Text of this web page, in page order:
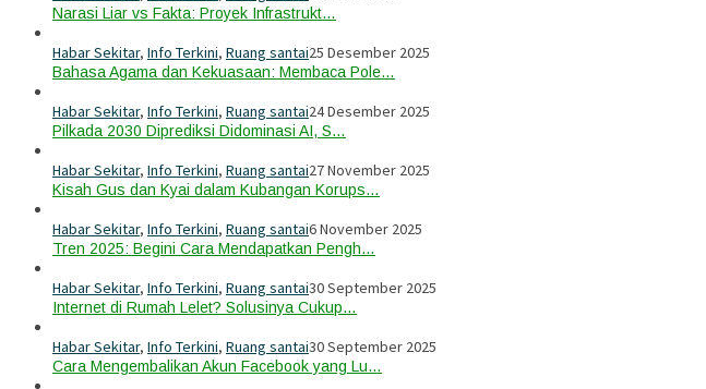
Narasi Liar vs Fakta: Proyek Infrastrukt…
Habar Sekitar, Info Terkini, Ruang santai25 Desember 2025
Bahasa Agama dan Kekuasaan: Membaca Pole…
Habar Sekitar, Info Terkini, Ruang santai24 Desember 2025
Pilkada 2030 Diprediksi Didominasi AI, S…
Habar Sekitar, Info Terkini, Ruang santai27 November 2025
Kisah Gus dan Kyai dalam Kubangan Korups…
Habar Sekitar, Info Terkini, Ruang santai6 November 2025
Tren 2025: Begini Cara Mendapatkan Pengh…
Habar Sekitar, Info Terkini, Ruang santai30 September 2025
Internet di Rumah Lelet? Solusinya Cukup…
Habar Sekitar, Info Terkini, Ruang santai30 September 2025
Cara Mengembalikan Akun Facebook yang Lu…